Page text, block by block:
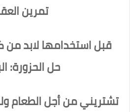
تمرين
قبل استخدامها لابد
حل الحزورة:
تشتريني من أجل الطعام